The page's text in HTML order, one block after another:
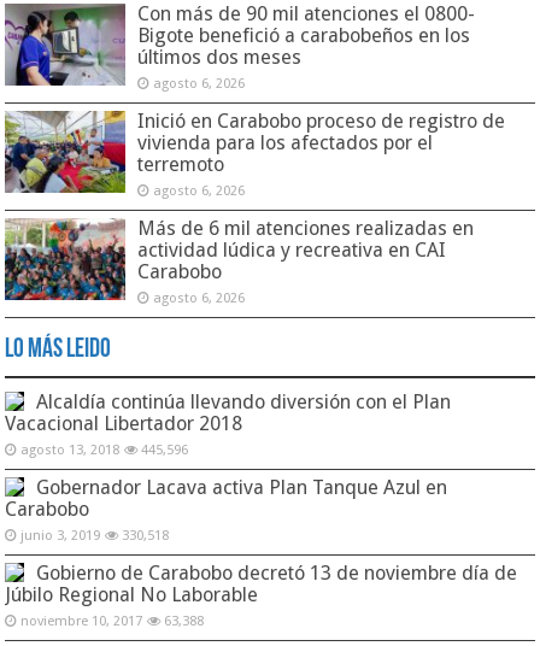
Con más de 90 mil atenciones el 0800-
Bigote benefició a carabobeños en los
últimos dos meses
agosto 6, 2026
Inició en Carabobo proceso de registro de
vivienda para los afectados por el
terremoto
agosto 6, 2026
Más de 6 mil atenciones realizadas en
actividad lúdica y recreativa en CAI
Carabobo
agosto 6, 2026
Lo Más Leido
Alcaldía continúa llevando diversión con el Plan
Vacacional Libertador 2018
agosto 13, 2018 445,596
Gobernador Lacava activa Plan Tanque Azul en
Carabobo
junio 3, 2019 330,518
Gobierno de Carabobo decretó 13 de noviembre día de
Júbilo Regional No Laborable
noviembre 10, 2017 63,388